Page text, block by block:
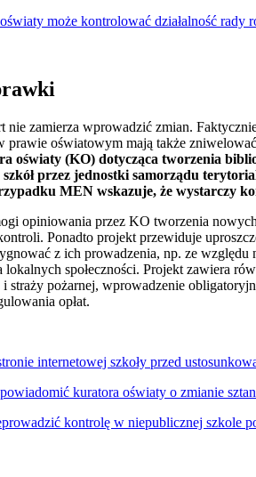
może kontrolować działalność rady
nie zamierza wprowadzić zmian.
prawie oświatowym mają także
oświaty (KO) dotycząca tworzenia
przez jednostki samorządu
MEN wskazuje, że wystarczy
opiniowania przez KO tworzenia
Ponadto projekt przewiduje
z ich prowadzenia, np. ze względu
społeczności. Projekt zawiera
straży pożarnej, wprowadzenie
opłat.
internetowej szkoły przed
kuratora oświaty o zmianie
kontrolę w niepublicznej szkole